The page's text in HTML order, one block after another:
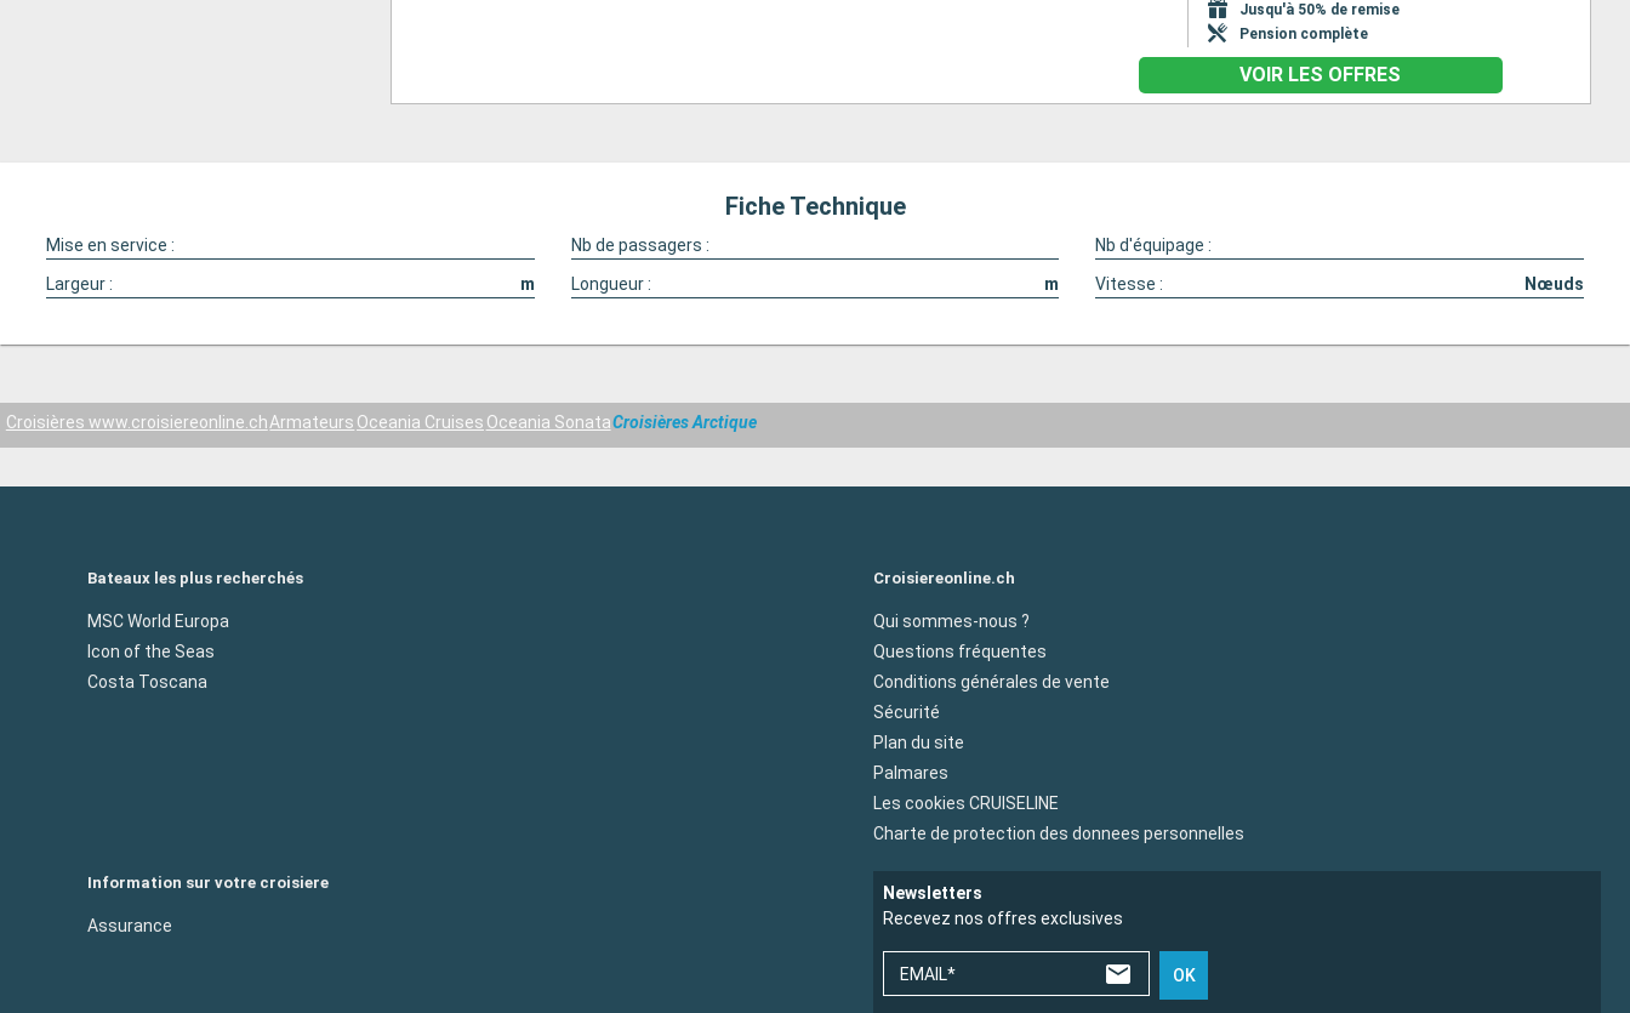
Jusqu'à 50% de remise
Pension complète
VOIR LES OFFRES
Fiche Technique
Mise en service : Nb de passagers :
Nb d'équipage :
Largeur :
m Longueur : m Vitesse : Nœuds
Croisières www.croisiereonline.chArmateurs Oceania Cruises Oceania SonataCroisières Arctique
Bateaux les plus recherchés
MSC World Europa
Icon of the Seas
Costa Toscana
Croisiereonline.ch
Qui sommes-nous ?
Questions fréquentes
Conditions générales de vente
Sécurité
Plan du site
Palmares
Les cookies CRUISELINE
Charte de protection des donnees personnelles
Information sur votre croisiere
Assurance
Newsletters
Recevez nos offres exclusives
EMAIL* OK